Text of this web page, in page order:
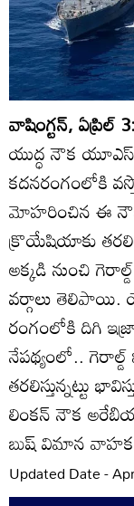
వాషింగ్టన్‌, ఏప్రిల్‌
యుద్ధ నౌక
కదనరంగంలోకి
మోహరించిన ఈ
క్రొయేషియాకు
అక్కడి నుంచి
వర్గాలు తెలిపాయి.
రంగంలోకి దిగి
నేపథ్యంలో..
తరలిస్తున్నట్టు
లింకన్‌ నౌక
బుష్‌ విమాన
Updated Date -